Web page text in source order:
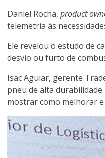
Daniel Rocha, product
telemetria às
Ele revelou o estudo de
desvio ou furto de
Isac Aguiar, gerente
pneu de alta
mostrar como melhorar